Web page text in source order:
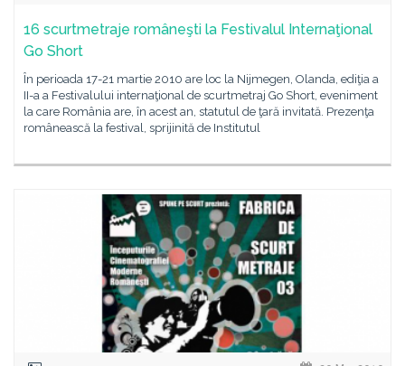
16 scurtmetraje româneşti la Festivalul Internaţional
Go Short
În perioada 17-21 martie 2010 are loc la Nijmegen, Olanda, ediţia a
II-a a Festivalului internaţional de scurtmetraj Go Short, eveniment
la care România are, în acest an, statutul de ţară invitată. Prezenţa
românească la festival, sprijinită de Institutul